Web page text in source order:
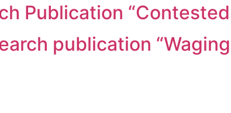
Publication
publication “Waging